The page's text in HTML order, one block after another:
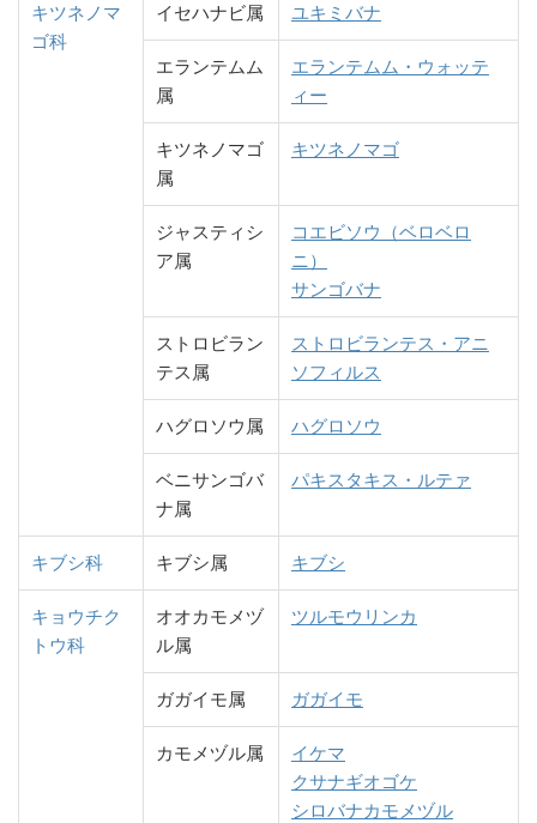
キツネノマ
ゴ科
イセハナビ属 ユキミバナ
エランテムム
属
エランテムム・ウォッテ
ィー
キツネノマゴ
属
キツネノマゴ
ジャスティシ
ア属
コエビソウ（ベロベロ
ニ）
サンゴバナ
ストロビラン
テス属
ストロビランテス・アニ
ソフィルス
ハグロソウ属 ハグロソウ
ベニサンゴバ
ナ属
パキスタキス・ルテァ
キブシ科 キブシ属 キブシ
キョウチク
トウ科
オオカモメヅ
ル属
ツルモウリンカ
ガガイモ属 ガガイモ
カモメヅル属
イケマ
クサナギオゴケ
シロバナカモメヅル